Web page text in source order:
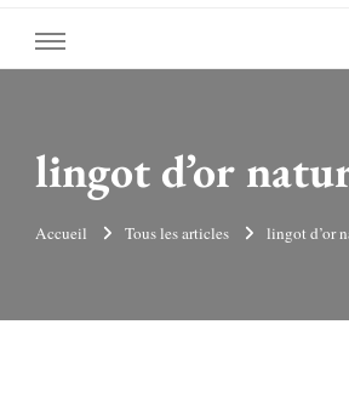
lingot d’or
Accueil Tous les articles lingot d’or